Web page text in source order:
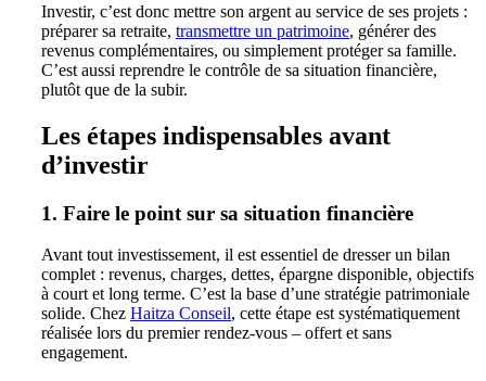
Investir, c’est donc mettre son argent au service de ses projets :
préparer sa retraite, transmettre un patrimoine, générer des
revenus complémentaires, ou simplement protéger sa famille.
C’est aussi reprendre le contrôle de sa situation financière,
plutôt que de la subir.
Les étapes indispensables avant
d’investir
1. Faire le point sur sa situation financière
Avant tout investissement, il est essentiel de dresser un bilan
complet : revenus, charges, dettes, épargne disponible, objectifs
à court et long terme. C’est la base d’une stratégie patrimoniale
solide. Chez Haitza Conseil, cette étape est systématiquement
réalisée lors du premier rendez-vous – offert et sans
engagement.